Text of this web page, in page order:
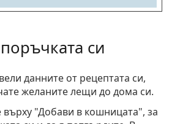
си
данните от рецептата си,
желаните лещи до дома си.
върху "Добави в кошницата", за